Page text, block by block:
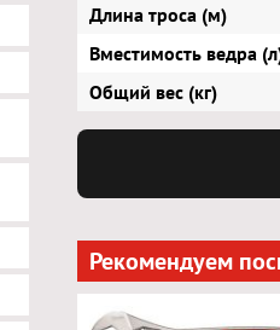
Длина троса (м)
Вместимость ведра
Общий вес (кг)
Рекомендуем